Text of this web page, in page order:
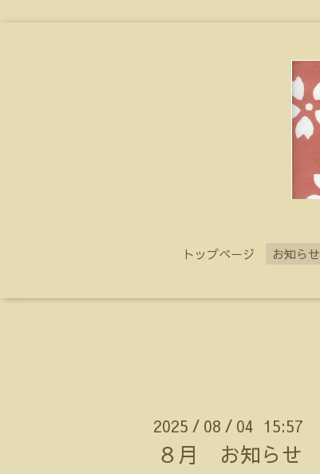
トップページ お知らせ
2025 / 08 / 04 15:57
８月 お知らせ